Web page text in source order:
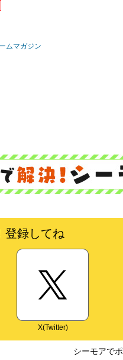
ムマガジン
登録してね
X(Twitter)
シーモアで